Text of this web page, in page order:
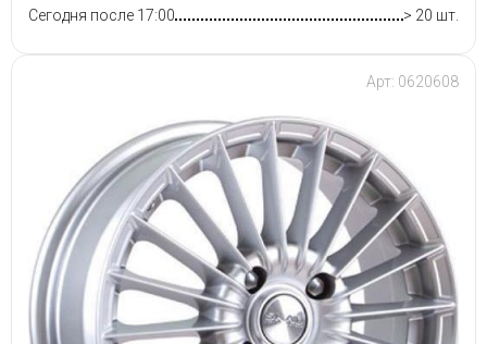
Сегодня после 17:00 > 20 шт.
Арт: 0620608